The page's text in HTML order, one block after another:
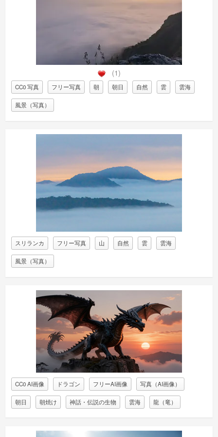
(1)
CC0 写真 フリー写真 朝 朝日 自然 雲 雲海
風景（写真）
スリランカ フリー写真 山 自然 雲 雲海
風景（写真）
CC0 AI画像 ドラゴン フリーAI画像 写真（AI画像）
朝日 朝焼け 神話・伝説の生物 雲海 龍（竜）